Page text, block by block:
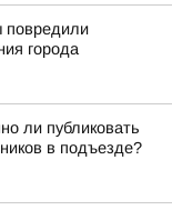
повредили
города
ли публиковать
в подъезде?